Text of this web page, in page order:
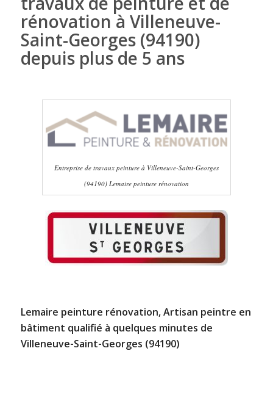
rénovation à Villeneuve-
Saint-Georges (94190)
depuis plus de 5 ans
Entreprise de travaux peinture à Villeneuve-Saint-Georges
(94190) Lemaire peinture rénovation
Lemaire peinture rénovation, Artisan peintre en
bâtiment qualifié à quelques minutes de
Villeneuve-Saint-Georges (94190)